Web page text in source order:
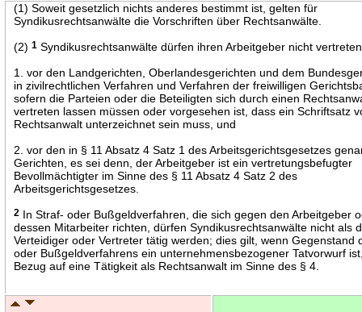
(1) Soweit gesetzlich nichts anderes bestimmt ist, gelten für
Syndikusrechtsanwälte die Vorschriften über Rechtsanwälte.
(2)1 Syndikusrechtsanwälte dürfen ihren Arbeitgeber nicht vertreten
1. vor den Landgerichten, Oberlandesgerichten und dem
in zivilrechtlichen Verfahren und Verfahren der freiwilligen
sofern die Parteien oder die Beteiligten sich durch einen
vertreten lassen müssen oder vorgesehen ist, dass ein Schriftsatz
Rechtsanwalt unterzeichnet sein muss, und
2. vor den in § 11 Absatz 4 Satz 1 des Arbeitsgerichtsgesetzes
Gerichten, es sei denn, der Arbeitgeber ist ein vertretungsbefugter
Bevollmächtigter im Sinne des § 11 Absatz 4 Satz 2 des
Arbeitsgerichtsgesetzes.
2 In Straf- oder Bußgeldverfahren, die sich gegen den Arbeitgeber
dessen Mitarbeiter richten, dürfen Syndikusrechtsanwälte nicht als
Verteidiger oder Vertreter tätig werden; dies gilt, wenn Gegenstand
oder Bußgeldverfahrens ein unternehmensbezogener Tatvorwurf
Bezug auf eine Tätigkeit als Rechtsanwalt im Sinne des § 4.